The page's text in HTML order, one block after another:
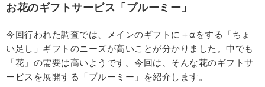
お花のギフトサービス「ブルーミー」
今回行われた調査では、メインのギフトに＋αをする「ちょ
い足し」ギフトのニーズが高いことが分かりました。中でも
「花」の需要は高いようです。今回は、そんな花のギフトサ
ービスを展開する「ブルーミー」を紹介します。